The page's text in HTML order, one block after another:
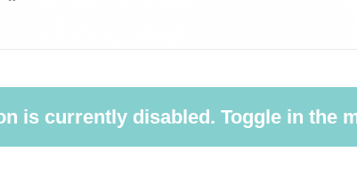
is currently disabled. Toggle in the